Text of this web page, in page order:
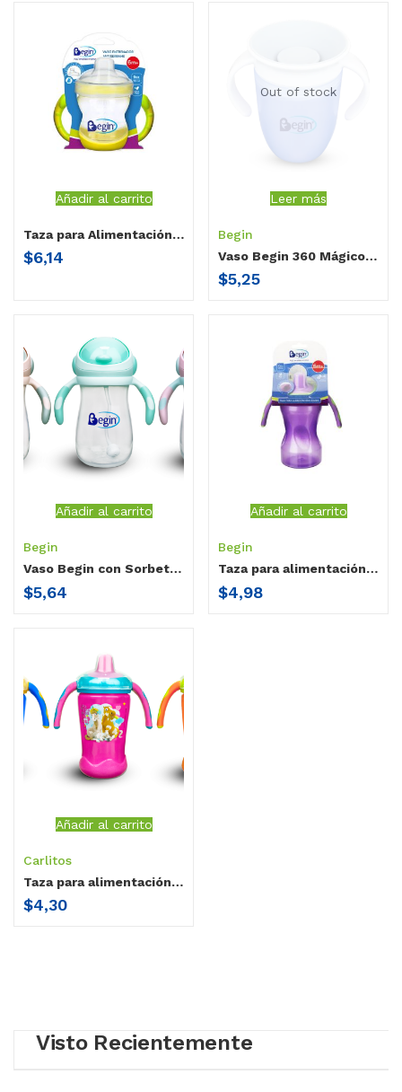
Añadir al carrito
Taza para Alimentación 180ml
$6,14
Out of stock
Leer más
Begin
Vaso Begin 360 Mágico 210ml
$5,25
Añadir al carrito
Begin
Vaso Begin con Sorbete 300ml
$5,64
Añadir al carrito
Begin
Taza para alimentación Begin doble agarradera 300ml
$4,98
Añadir al carrito
Carlitos
Taza para alimentación Carlitos Premiun Granja de Zenón con pico 300ml
$4,30
Visto Recientemente